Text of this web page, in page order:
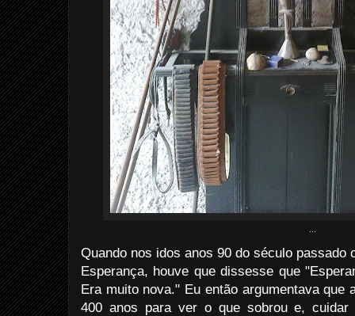
Quando nos idos anos 90 do século passado
Esperança, houve que dissesse que
Era muito nova." Eu então argumentava que
400 anos para ver o que sobrou e,